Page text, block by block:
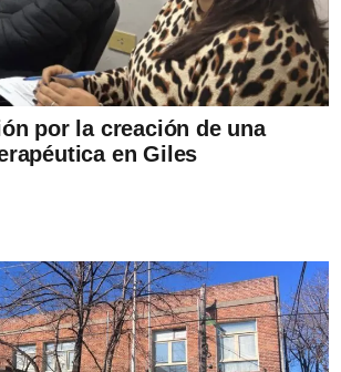
por la creación de una
en Giles